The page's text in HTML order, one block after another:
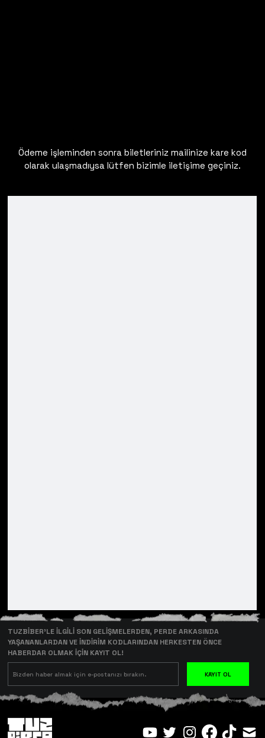
Ödeme işleminden sonra biletleriniz mailinize kare kod
olarak ulaşmadıysa lütfen bizimle iletişime geçiniz.
TUZBİBER’LE İLGİLİ SON GELİŞMELERDEN, PERDE ARKASINDA
YAŞANANLARDAN VE İNDİRİM KODLARINDAN HERKESTEN ÖNCE
HABERDAR OLMAK İÇİN KAYIT OL!
KAYIT OL